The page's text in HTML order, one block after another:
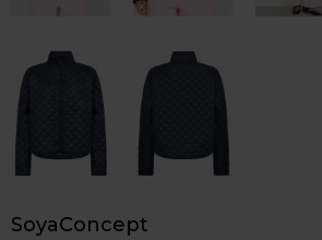
SoyaConcept